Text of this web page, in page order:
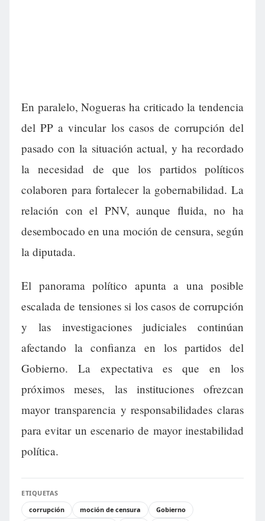
En paralelo, Nogueras ha criticado la tendencia
del PP a vincular los casos de corrupción del
pasado con la situación actual, y ha recordado
la necesidad de que los partidos políticos
colaboren para fortalecer la gobernabilidad. La
relación con el PNV, aunque fluida, no ha
desembocado en una moción de censura, según
la diputada.
El panorama político apunta a una posible
escalada de tensiones si los casos de corrupción
y las investigaciones judiciales continúan
afectando la confianza en los partidos del
Gobierno. La expectativa es que en los
próximos meses, las instituciones ofrezcan
mayor transparencia y responsabilidades claras
para evitar un escenario de mayor inestabilidad
política.
ETIQUETAS
corrupción
moción de censura
Gobierno